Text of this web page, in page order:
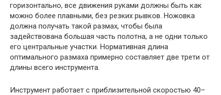
горизонтально, все движения руками должны быть как
можно более плавными, без резких рывков. Ножовка
должна получать такой размах, чтобы была
задействована большая часть полотна, а не одни только
его центральные участки. Нормативная длина
оптимального размаха примерно составляет две трети от
длины всего инструмента.
Инструмент работает с приблизительной скоростью 40–